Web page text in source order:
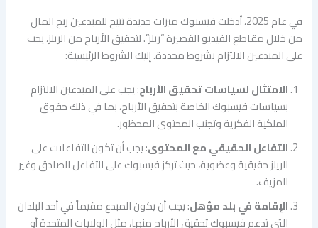
في عام 2025، أدخلت فيسبوك ميزات جديدة تتيح للمبدعين ربح المال
من خلال مقاطع الفيديو القصيرة “ريلز”. لتحقيق الأرباح من الريلز، يجب
على المبدعين الالتزام بشروط محددة. إليك الشروط الرئيسية:
الامتثال لسياسات تحقيق الأرباح: يجب على المبدعين الالتزام
بسياسات فيسبوك الخاصة بتحقيق الأرباح، بما في ذلك حقوق
الملكية الفكرية وتجنب المحتوى المحظور.
التفاعل الحقيقي مع المحتوى: يجب أن تكون التفاعلات على
الريلز حقيقية وعضوية، حيث تركز فيسبوك على التفاعل الصادق وغير
المزيف.
الإقامة في بلد مؤهل: يجب أن يكون المبدع مقيماً في أحد البلدان
التي تدعم فيسبوك تحقيق الأرباح منها، مثل الولايات المتحدة أو